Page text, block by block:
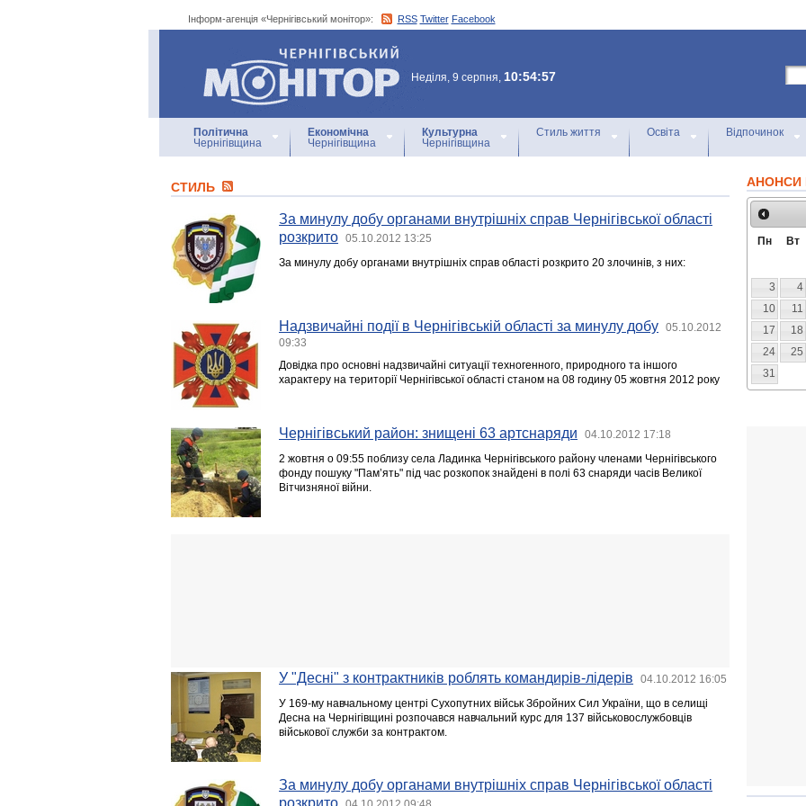
Інформ-агенція «Чернігівський монітор»: RSS Twitter Facebook
Інформ-агенція
«Чернігівський монітор»
Неділя, 9 серпня, 10:54:57
Політична
Чернігівщина
Економічна
Чернігівщина
Культурна
Чернігівщина
Стиль життя Освіта Відпочинок
СТИЛЬ
За минулу добу органами внутрішніх справ Чернігівської області
розкрито
05.10.2012 13:25
За минулу добу органами внутрішніх справ області розкрито 20 злочинів, з них:
Надзвичайні події в Чернігівській області за минулу добу
05.10.2012
09:33
Довідка про основні надзвичайні ситуації техногенного, природного та іншого
характеру на території Чернігівської області станом на 08 годину 05 жовтня 2012 року
Чернігівський район: знищені 63 артснаряди 04.10.2012 17:18
2 жовтня о 09:55 поблизу села Ладинка Чернігівського району членами Чернігівського
фонду пошуку "Пам’ять" під час розкопок знайдені в полі 63 снаряди часів Великої
Вітчизняної війни.
У "Десні" з контрактників роблять командирів-лідерів 04.10.2012 16:05
У 169-му навчальному центрі Сухопутних військ Збройних Сил України, що в селищі
Десна на Чернігівщині розпочався навчальний курс для 137 військовослужбовців
військової служби за контрактом.
За минулу добу органами внутрішніх справ Чернігівської області
розкрито
АНОНСИ
Пн Вт
3
4
10
11
17
18
24
25
31